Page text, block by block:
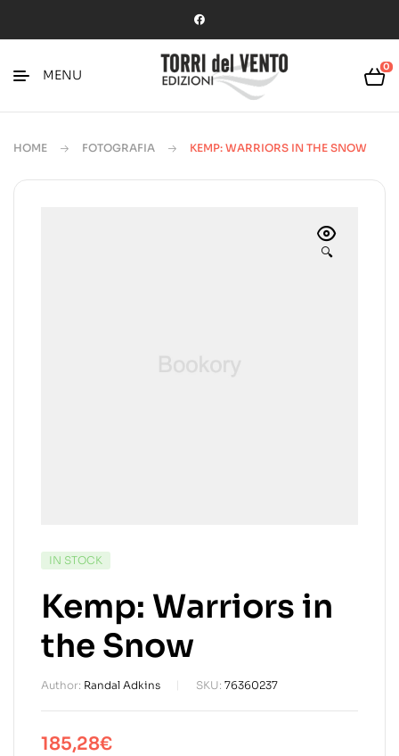
MENU
0
HOME FOTOGRAFIA KEMP: WARRIORS IN THE SNOW
🔍
IN STOCK
Kemp: Warriors in
the Snow
Author: Randal Adkins SKU: 76360237
185,28€